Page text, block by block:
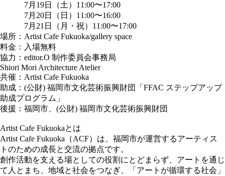
7月19日（土）11:00〜17:00
7月20日（日）11:00〜16:00
7月21日（月・祝）11:00〜17:00
場所：Artist Cafe Fukuoka/gallery space
料金：入場無料
協力：editor.O 制作委員会事務局
Shiori Mori Architecture Atelier
共催：Artist Cafe Fukuoka
助成：(公財) 福岡市文化芸術振興財団「FFAC ステップアップ
助成プログラム」
後援：福岡市、(公財) 福岡市文化芸術振興財団
Artist Cafe Fukuokaとは
Artist Cafe Fukuoka（ACF）は、福岡市が運営するアーティス
トのための成長と交流の拠点です。
創作活動を支える場としての役割にとどまらず、アートを通じ
て人とまち、地域と社会をつなぎ、「アートが循環する社会」